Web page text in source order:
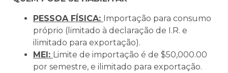
PESSOA FÍSICA: Importação para consumo
próprio (limitado à declaração de I.R. e
ilimitado para exportação).
MEI: Limite de importação é de $50,000.00
por semestre, e ilimitado para exportação.